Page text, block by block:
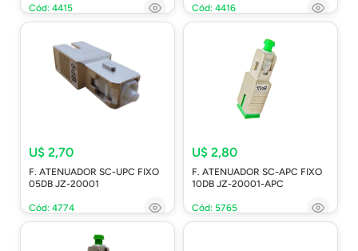
Cód: 4415 Cód: 4416
U$ 2,70
F. ATENUADOR SC-UPC FIXO
05DB JZ-20001
Cód: 4774
U$ 2,80
F. ATENUADOR SC-APC FIXO
10DB JZ-20001-APC
Cód: 5765